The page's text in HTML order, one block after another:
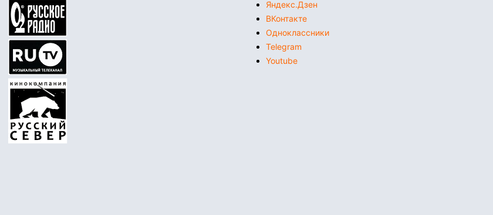
Яндекс.Дзен
ВКонтакте
Одноклассники
Telegram
Youtube